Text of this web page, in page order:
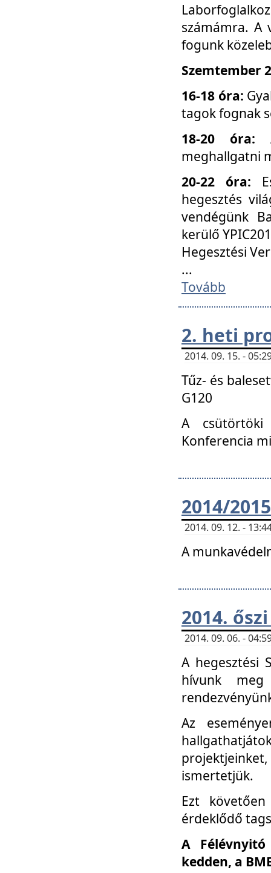
számámra. A
fogunk
Szemtember
16-18 óra:
tagok fognak
18-20 óra:
meghallgatni
20-22 óra:
hegesztés
vendégünk
kerülő
Hegesztési
...
Tovább
2. heti
2014. 09. 15. -
Tűz- és
G120
A csütörtöki
Konferencia
2014/
2014. 09. 12. -
A
2014.
2014. 09. 06. -
A hegesztési
hívunk
Az
ismertetjük.
Ezt
érdeklődő
A
kedden, a